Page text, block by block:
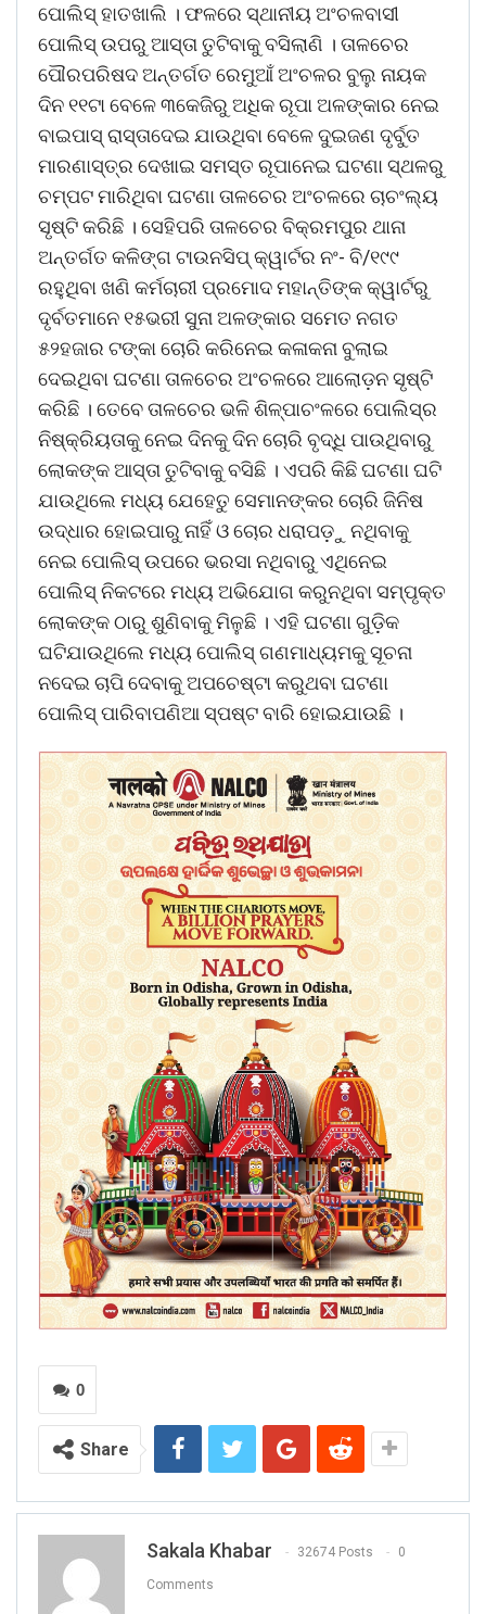
ପୋଲିସ୍ ହାତଖାଲି । ଫଳରେ ସ୍ଥାନୀୟ ଅଂଚଳବାସୀ
ପୋଲିସ୍ ଉପରୁ ଆସ୍ତା ତୁଟିବାକୁ ବସିଲାଣି । ତାଳଚେର
ପୌରପରିଷଦ ଅନ୍ତର୍ଗତ ରେମୁଆଁ ଅଂଚଳର ବୁଲୁ ନାୟକ
ଦିନ ୧୧ଟା ବେଳେ ୩କେଜିରୁ ଅଧିକ ରୂପା ଅଳଙ୍କାର ନେଇ
ବାଇପାସ୍ ରାସ୍ତାଦେଇ ଯାଉଥିବା ବେଳେ ଦୁଇଜଣ ଦୃର୍ବୁତ
ମାରଣାସ୍ତ୍ର ଦେଖାଇ ସମସ୍ତ ରୂପାନେଇ ଘଟଣା ସ୍ଥଳରୁ
ଚମ୍ପଟ ମାରିଥିବା ଘଟଣା ତାଳଚେର ଅଂଚଳରେ ଚାଚଂଲ୍ୟ
ସୃଷ୍ଟି କରିଛି । ସେହିପରି ତାଳଚେର ବିକ୍ରମପୁର ଥାନା
ଅନ୍ତର୍ଗତ କଳିଙ୍ଗ ଟାଉନସିପ୍ କ୍ୱାର୍ଟର ନଂ- ବି/୧୯୯
ରହୁଥିବା ଖଣି କର୍ମଚାରୀ ପ୍ରମୋଦ ମହାନ୍ତିଙ୍କ କ୍ୱାର୍ଟରୁ
ଦୃର୍ବତମାନେ ୧୫ଭରୀ ସୁନା ଅଳଙ୍କାର ସମେତ ନଗତ
୫୨ହଜାର ଟଙ୍କା ଚୋରି କରିନେଇ କଳାକନା ବୁଲାଇ
ଦେଇଥିବା ଘଟଣା ତାଳଚେର ଅଂଚଳରେ ଆଲୋଡ଼ନ ସୃଷ୍ଟି
କରିଛି । ତେବେ ତାଳଚେର ଭଳି ଶିଳ୍ପାଚଂଳରେ ପୋଲିସ୍‌ର
ନିଷ୍କ୍ରିୟତାକୁ ନେଇ ଦିନକୁ ଦିନ ଚୋରି ବୃଦ୍ଧି ପାଉଥିବାରୁ
ଲୋକଙ୍କ ଆସ୍ତା ତୁଟିବାକୁ ବସିଛି । ଏପରି କିଛି ଘଟଣା ଘଟି
ଯାଉଥିଲେ ମଧ୍ୟ ଯେହେତୁ ସେମାନଙ୍କର ଚୋରି ଜିନିଷ
ଉଦ୍ଧାର ହୋଇପାରୁ ନାହିଁ ଓ ଚୋର ଧରାପଡ଼ୁ ନଥିବାକୁ
ନେଇ ପୋଲିସ୍ ଉପରେ ଭରସା ନଥିବାରୁ ଏଥିନେଇ
ପୋଲିସ୍ ନିକଟରେ ମଧ୍ୟ ଅଭିଯୋଗ କରୁନଥିବା ସମ୍ପୃକ୍ତ
ଲୋକଙ୍କ ଠାରୁ ଶୁଣିବାକୁ ମିଳୁଛି । ଏହି ଘଟଣା ଗୁଡ଼ିକ
ଘଟିଯାଉଥିଲେ ମଧ୍ୟ ପୋଲିସ୍ ଗଣମାଧ୍ୟମକୁ ସୂଚନା
ନଦେଇ ଚାପି ଦେବାକୁ ଅପଚେଷ୍ଟା କରୁଥବା ଘଟଣା
ପୋଲିସ୍ ପାରିବାପଣିଆ ସ୍ପଷ୍ଟ ବାରି ହୋଇଯାଉଛି ।
0
Share
Sakala Khabar 32674 Posts 0
Comments